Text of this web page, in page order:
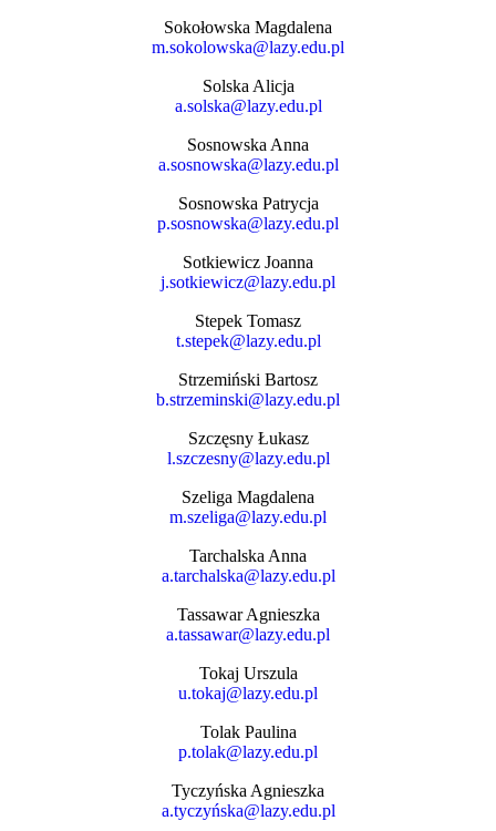
Sokołowska Magdalena
m.sokolowska@lazy.edu.pl
Solska Alicja
a.solska@lazy.edu.pl
Sosnowska Anna
a.sosnowska@lazy.edu.pl
Sosnowska Patrycja
p.sosnowska@lazy.edu.pl
Sotkiewicz Joanna
j.sotkiewicz@lazy.edu.pl
Stepek Tomasz
t.stepek@lazy.edu.pl
Strzemiński Bartosz
b.strzeminski@lazy.edu.pl
Szczęsny Łukasz
l.szczesny@lazy.edu.pl
Szeliga Magdalena
m.szeliga@lazy.edu.pl
Tarchalska Anna
a.tarchalska@lazy.edu.pl
Tassawar Agnieszka
a.tassawar@lazy.edu.pl
Tokaj Urszula
u.tokaj@lazy.edu.pl
Tolak Paulina
p.tolak@lazy.edu.pl
Tyczyńska Agnieszka
a.tyczyńska@lazy.edu.pl